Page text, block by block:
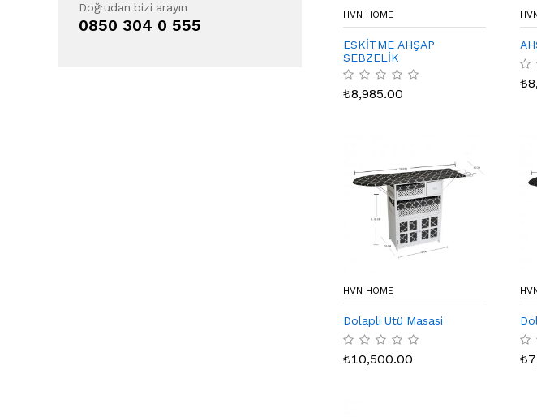
Doğrudan bizi arayın
0850 304 0 555
HVN HOME
ESKİTME AHŞAP
SEBZELİK
₺8,985.00
₺
HVN HOME
Dolapli Ütü Masasi
₺10,500.00 ₺